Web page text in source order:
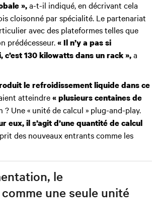
»,a-t-il indiqué, en décrivant cela
cloisonné par spécialité. Le partenariat
avec des plateformes telles que
prédécesseur.« Il n’y a pas si
130 kilowatts dans un rack »,a
le refroidissement liquide dans ce
atteindre« plusieurs centaines de
Une « unité de calcul » plug-and-play.
eux, il s’agit d’une quantité de calcul
des nouveaux entrants comme les
le
une seule unité